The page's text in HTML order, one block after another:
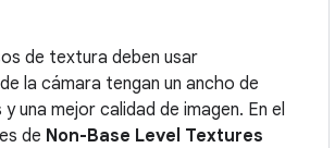
de textura deben usar
la cámara tengan un ancho de
una mejor calidad de imagen. En el
de Non-Base Level Textures